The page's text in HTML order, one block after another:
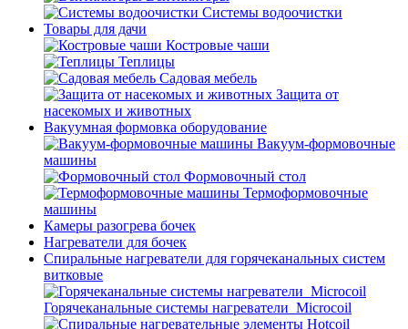
Системы водоочистки
Товары для дачи
Костровые чаши
Теплицы
Садовая мебель
Защита от
насекомых и животных
Вакуумная формовка оборудование
Вакуум-формовочные
машины
Формовочный стол
Термоформовочные
машины
Камеры разогрева бочек
Нагреватели для бочек
Спиральные нагреватели для горячеканальных систем
витковые
Горячеканальные системы нагреватели_Microcoil